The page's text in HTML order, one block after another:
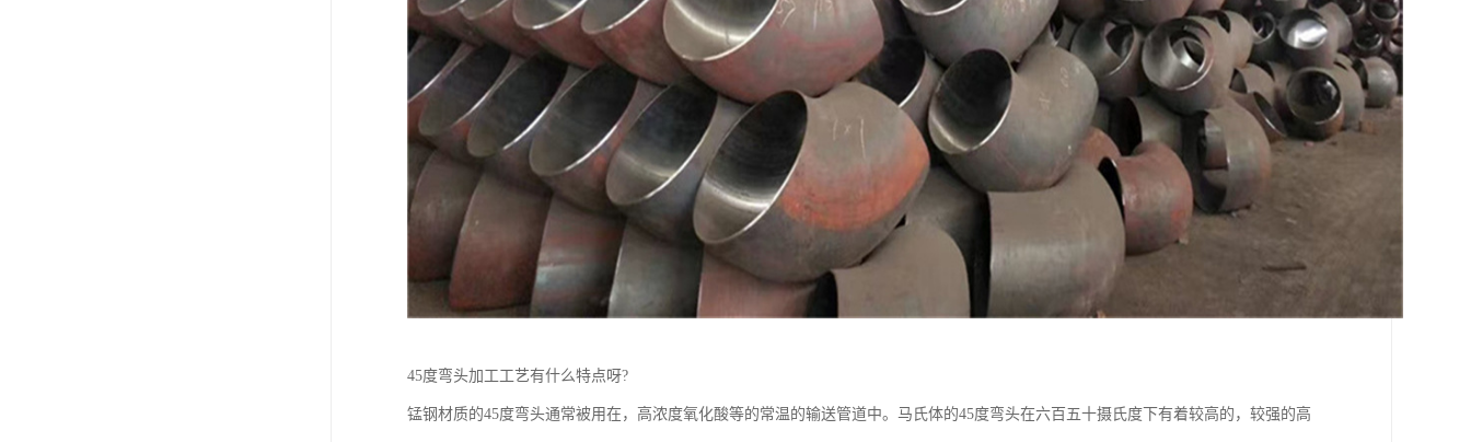
45度弯头加工工艺有什么特点呀?
锰钢材质的45度弯头通常被用在，高浓度氧化酸等的常温的输送管道中。马氏体的45度弯头在六百五十摄氏度下有着较高的，较强的高